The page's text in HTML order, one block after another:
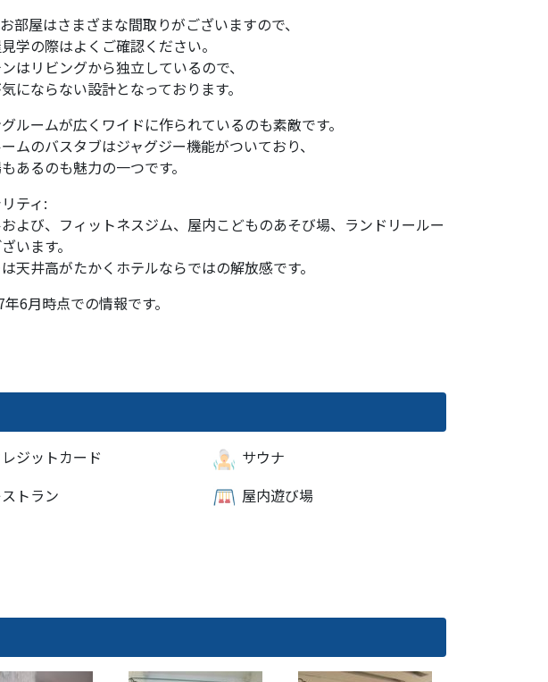
部屋はさまざまな間取りがございますので、
学の際はよくご確認ください。
はリビングから独立しているので、
にならない設計となっております。
ルームが広くワイドに作られているのも素敵です。
ムのバスタブはジャグジー機能がついており、
あるのも魅力の一つです。
ティ:
よび、フィットネスジム、屋内こどものあそび場、ランドリールー
います。
天井高がたかくホテルならではの解放感です。
6月時点での情報です。
ジットカード
サウナ
ストラン
屋内遊び場